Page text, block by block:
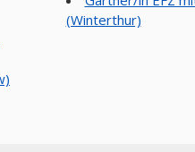
(Winterthur)